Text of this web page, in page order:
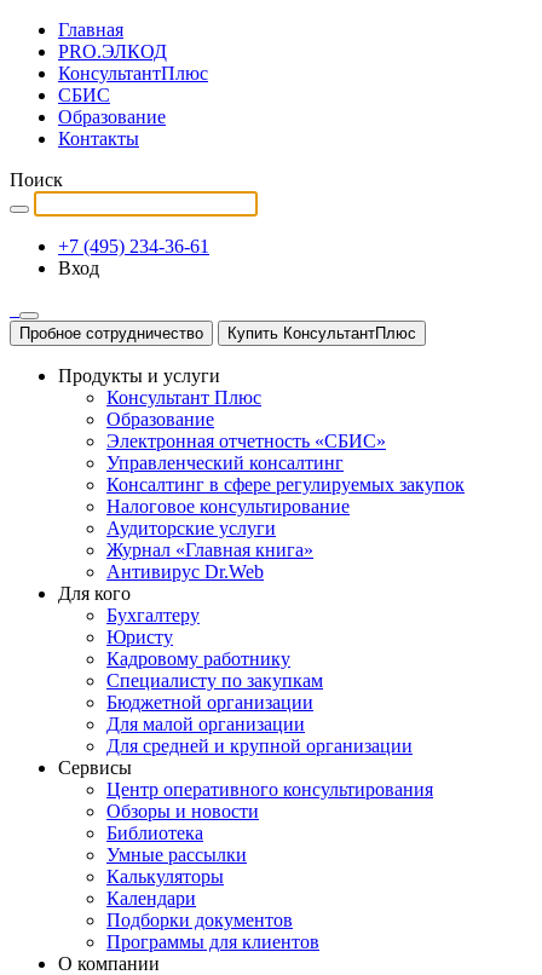
Главная
PRO.ЭЛКОД
КонсультантПлюс
СБИС
Образование
Контакты
Поиск
+7 (495) 234-36-61
Вход
Пробное сотрудничество Купить КонсультантПлюс
Продукты и услуги
Консультант Плюс
Образование
Электронная отчетность «СБИС»
Управленческий консалтинг
Консалтинг в сфере регулируемых закупок
Налоговое консультирование
Аудиторские услуги
Журнал «Главная книга»
Антивирус Dr.Web
Для кого
Бухгалтеру
Юристу
Кадровому работнику
Специалисту по закупкам
Бюджетной организации
Для малой организации
Для средней и крупной организации
Сервисы
Центр оперативного консультирования
Обзоры и новости
Библиотека
Умные рассылки
Калькуляторы
Календари
Подборки документов
Программы для клиентов
О компании